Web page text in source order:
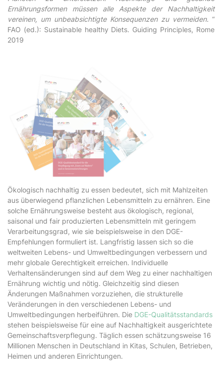
Ernährungsformen müssen alle Aspekte der Nachhaltigkeit
vereinen, um unbeabsichtigte Konsequenzen zu vermeiden. “
FAO (ed.): Sustainable healthy Diets. Guiding Principles, Rome
2019
Ökologisch nachhaltig zu essen bedeutet, sich mit Mahlzeiten
aus überwiegend pflanzlichen Lebensmitteln zu ernähren. Eine
solche Ernährungsweise besteht aus ökologisch, regional,
saisonal und fair produzierten Lebensmitteln mit geringem
Verarbeitungsgrad, wie sie beispielsweise in den DGE-
Empfehlungen formuliert ist. Langfristig lassen sich so die
weltweiten Lebens- und Umweltbedingungen verbessern und
mehr globale Gerechtigkeit erreichen. Individuelle
Verhaltensänderungen sind auf dem Weg zu einer nachhaltigen
Ernährung wichtig und nötig. Gleichzeitig sind diesen
Änderungen Maßnahmen vorzuziehen, die strukturelle
Veränderungen in den verschiedenen Lebens- und
Umweltbedingungen herbeiführen. Die DGE-Qualitätsstandards
stehen beispielsweise für eine auf Nachhaltigkeit ausgerichtete
Gemeinschaftsverpflegung. Täglich essen schätzungsweise 16
Millionen Menschen in Deutschland in Kitas, Schulen, Betrieben,
Heimen und anderen Einrichtungen.